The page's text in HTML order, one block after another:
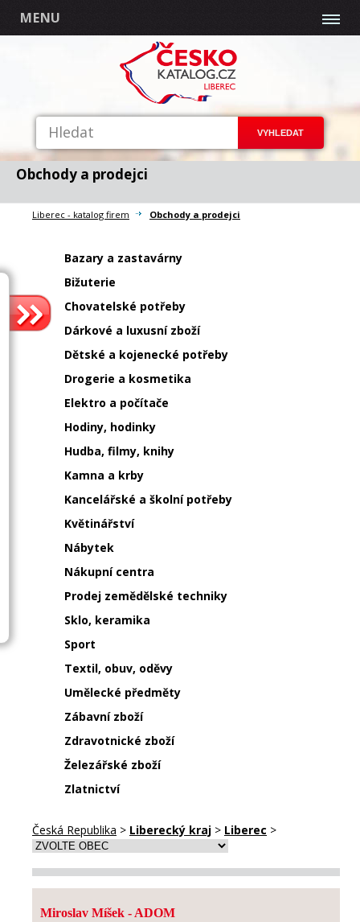
MENU
Obchody a prodejci
Liberec - katalog firem Obchody a prodejci
Bazary a zastavárny
Bižuterie
Chovatelské potřeby
Dárkové a luxusní zboží
Dětské a kojenecké potřeby
Drogerie a kosmetika
Elektro a počítače
Hodiny, hodinky
Hudba, filmy, knihy
Kamna a krby
Kancelářské a školní potřeby
Květinářství
Nábytek
Nákupní centra
Prodej zemědělské techniky
Sklo, keramika
Sport
Textil, obuv, oděvy
Umělecké předměty
Zábavní zboží
Zdravotnické zboží
Železářské zboží
Zlatnictví
Česká Republika > Liberecký kraj > Liberec >
Miroslav Míšek - ADOM